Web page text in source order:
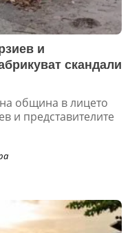
и
скандали
община в лицето
и представителите